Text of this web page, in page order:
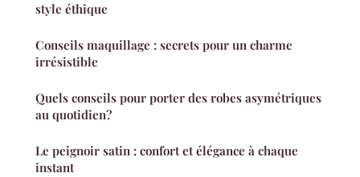
style éthique
Conseils maquillage : secrets pour un charme
irrésistible
Quels conseils pour porter des robes asymétriques
au quotidien?
Le peignoir satin : confort et élégance à chaque
instant